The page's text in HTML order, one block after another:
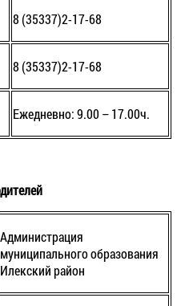
8 (35337)2-17-68
8 (35337)2-17-68
Ежедневно: 9.00 – 17.00ч.
Администрация
муниципального образования
Илекский район